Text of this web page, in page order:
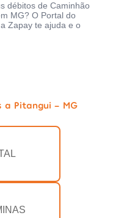
débitos de Caminhão
MG? O Portal do
Zapay te ajuda e o
a Pitangui - MG